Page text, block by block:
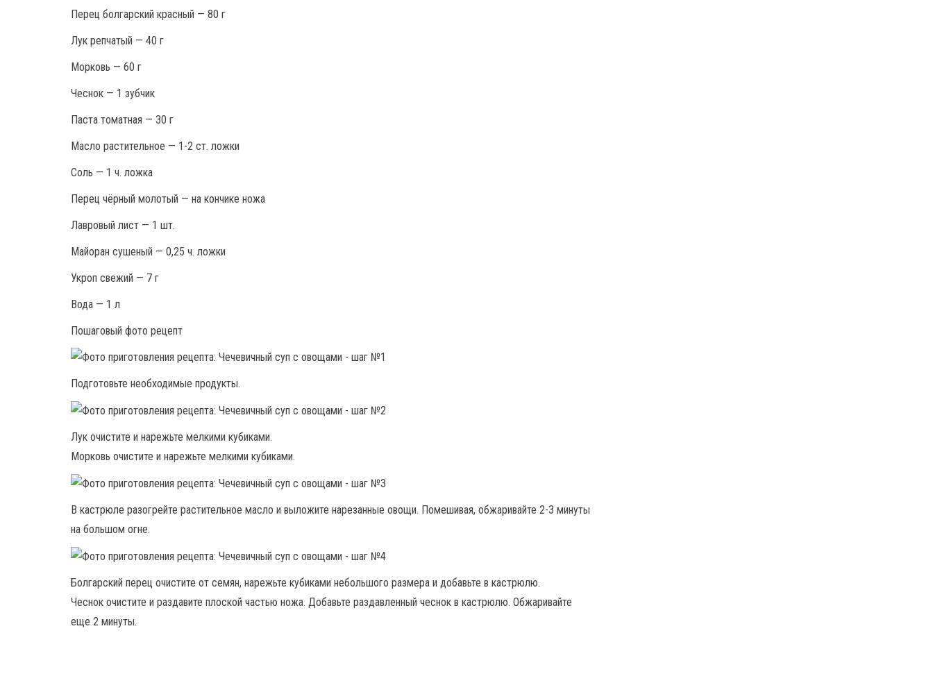
Перец болгарский красный — 80 г
Лук репчатый — 40 г
Морковь — 60 г
Чеснок — 1 зубчик
Паста томатная — 30 г
Масло растительное — 1-2 ст. ложки
Соль — 1 ч. ложка
Перец чёрный молотый — на кончике ножа
Лавровый лист — 1 шт.
Майоран сушеный — 0,25 ч. ложки
Укроп свежий — 7 г
Вода — 1 л
Пошаговый фото рецепт
Подготовьте необходимые продукты.
Лук очистите и нарежьте мелкими кубиками.
Морковь очистите и нарежьте мелкими кубиками.
В кастрюле разогрейте растительное масло и выложите нарезанные овощи. Помешивая, обжаривайте 2-3 минуты
на большом огне.
Болгарский перец очистите от семян, нарежьте кубиками небольшого размера и добавьте в кастрюлю.
Чеснок очистите и раздавите плоской частью ножа. Добавьте раздавленный чеснок в кастрюлю. Обжаривайте
еще 2 минуты.